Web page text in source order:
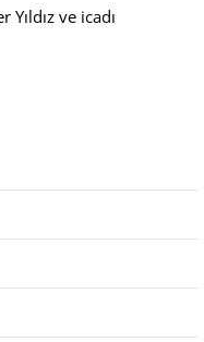
ve icadı